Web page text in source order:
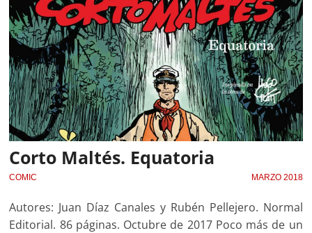
Corto Maltés. Equatoria
COMIC MARZO 2018
Autores: Juan Díaz Canales y Rubén Pellejero. Normal
Editorial. 86 páginas. Octubre de 2017 Poco más de un